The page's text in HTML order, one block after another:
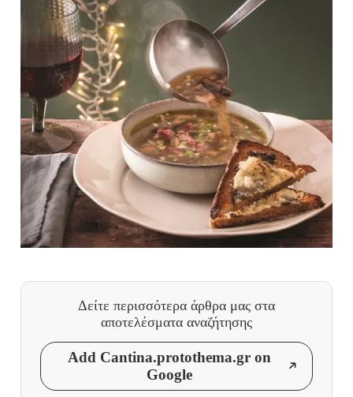
Δείτε περισσότερα άρθρα μας στα
αποτελέσματα αναζήτησης
Add Cantina.protothema.gr on
Google